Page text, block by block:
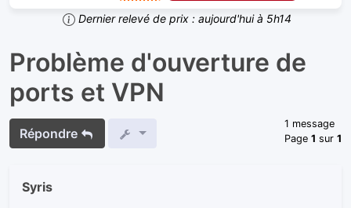
Dernier relevé de prix : aujourd'hui à 5h14
Problème d'ouverture de
ports et VPN
Répondre
1 message
Page1 sur1
Syris